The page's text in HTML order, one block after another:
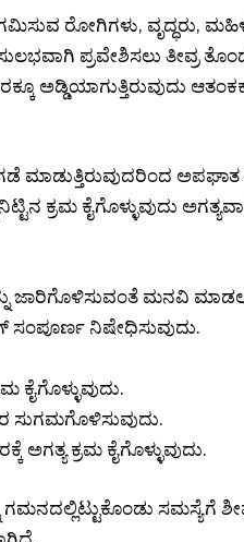
ರೋಗಿಗಳು, ವೃದ್ಧರು,
ಪ್ರವೇಶಿಸಲು ತೀವ್ರ
ಅಡ್ಡಿಯಾಗುತ್ತಿರುವುದು
ಕ್ರಮ ಕೈಗೊಳ್ಳುವುದು
ಜಾರಿಗೊಳಿಸುವಂತೆ ಮನವಿ
ಸಂಪೂರ್ಣ ನಿಷೇಧಿಸುವುದು.
ಸುಗಮಗೊಳಿಸುವುದು.
ಅಗತ್ಯ ಕ್ರಮ ಕೈಗೊಳ್ಳುವುದು.
ಸಮಸ್ಯೆಗೆ